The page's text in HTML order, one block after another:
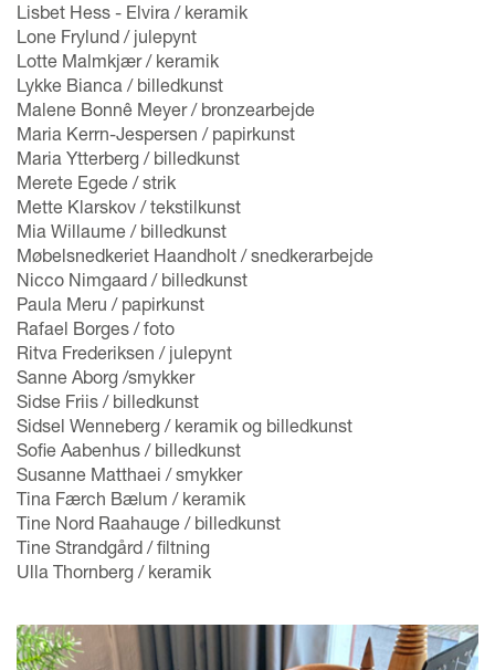
Lisbet Hess - Elvira / keramik
Lone Frylund / julepynt
Lotte Malmkjær / keramik
Lykke Bianca / billedkunst
Malene Bonnê Meyer / bronzearbejde
Maria Kerrn-Jespersen / papirkunst
Maria Ytterberg / billedkunst
Merete Egede / strik
Mette Klarskov / tekstilkunst
Mia Willaume / billedkunst
Møbelsnedkeriet Haandholt / snedkerarbejde
Nicco Nimgaard / billedkunst
Paula Meru / papirkunst
Rafael Borges / foto
Ritva Frederiksen / julepynt
Sanne Aborg /smykker
Sidse Friis / billedkunst
Sidsel Wenneberg / keramik og billedkunst
Sofie Aabenhus / billedkunst
Susanne Matthaei / smykker
Tina Færch Bælum / keramik
Tine Nord Raahauge / billedkunst
Tine Strandgård / filtning
Ulla Thornberg / keramik